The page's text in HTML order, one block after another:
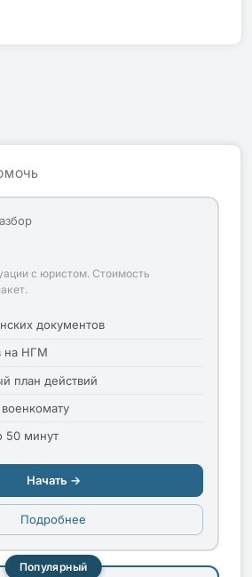
с юристом. Стоимость
документов
на НГМ
план действий
50 минут
Начать →
Подробнее
Популярный